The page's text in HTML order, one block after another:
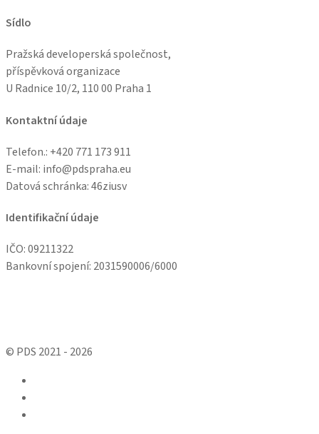
Sídlo
Pražská developerská společnost,
příspěvková organizace
U Radnice 10/2, 110 00 Praha 1
Kontaktní údaje
Telefon.: +420 771 173 911
E-mail: info@pdspraha.eu
Datová schránka:46ziusv
Identifikační údaje
IČO: 09211322
Bankovní spojení: 2031590006/6000
© PDS 2021 - 2026